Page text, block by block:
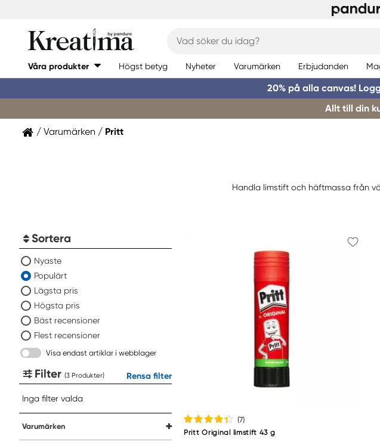
Våra produkter Högst betyg Nyheter Varumärken Erbjudanden
20% på alla canvas!
Allt till din
Varumärken Pritt
Handla limstift och häftmassa från
Sortera
Nyaste
Populärt
Lägsta pris
Högsta pris
Bäst recensioner
Flest recensioner
Visa endast artiklar i webblager
Filter ( Produkter) Rensa filter
Inga filter valda
Varumärken
(7)
Pritt Original limstift 43 g